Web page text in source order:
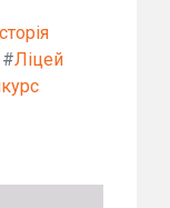
#Ліцей